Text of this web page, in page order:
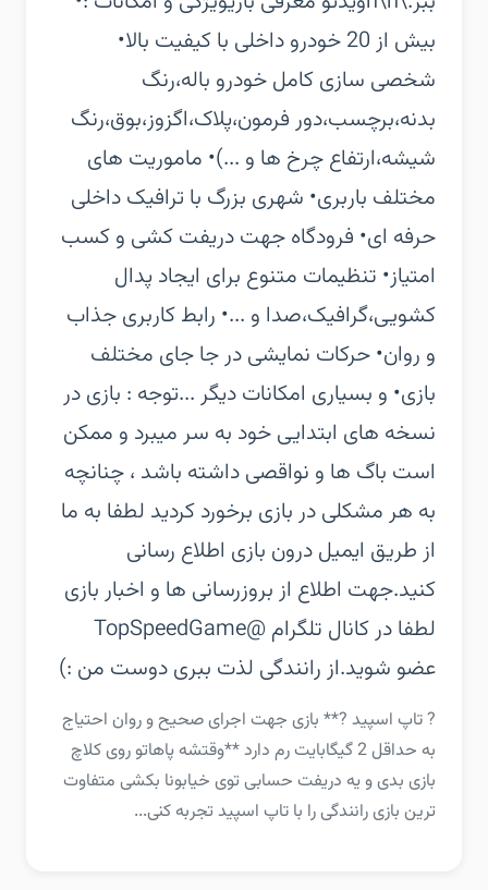
بیش از 20 خودرو داخلی با کیفیت بالا‏•
شخصی سازی کامل خودرو باله،رنگ
بدنه،برچسب،دور فرمون،پلاک،اگزوز،بوق،رنگ
شیشه،ارتفاع چرخ ها و ...)‏• ماموریت های
مختلف باربری‏• شهری بزرگ با ترافیک داخلی
حرفه ای‏• فرودگاه جهت دریفت کشی و کسب
امتیاز‏• تنظیمات متنوع برای ایجاد پدال
کشویی،گرافیک،صدا و ...‏• رابط کاربری جذاب
و روان‏• حرکات نمایشی در جا جای مختلف
بازی‏• و بسیاری امکانات دیگر ...‏توجه : بازی در
نسخه های ابتدایی خود به سر میبرد و ممکن
است باگ ها و نواقصی داشته باشد ، چنانچه
به هر مشکلی در بازی برخورد کردید لطفا به ما
از طریق ایمیل درون بازی اطلاع رسانی
کنید.‏جهت اطلاع از بروزرسانی ها و اخبار بازی
لطفا در کانال تلگرام @TopSpeedGame
عضو شوید.‏از رانندگی لذت ببری دوست من :)
‏‏? تاپ اسپید ?‏** بازی جهت اجرای صحیح و روان احتیاج
به حداقل 2 گیگابایت رم دارد **‏وقتشه پاهاتو روی کلاچ
بازی بدی و یه دریفت حسابی توی خیابونا بکشی ‏متفاوت
ترین بازی رانندگی را با تاپ اسپید تجربه کنی...